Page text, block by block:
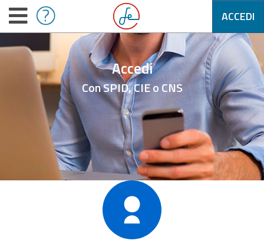
ACCEDI
Accedi
Con SPID, CIE o CNS